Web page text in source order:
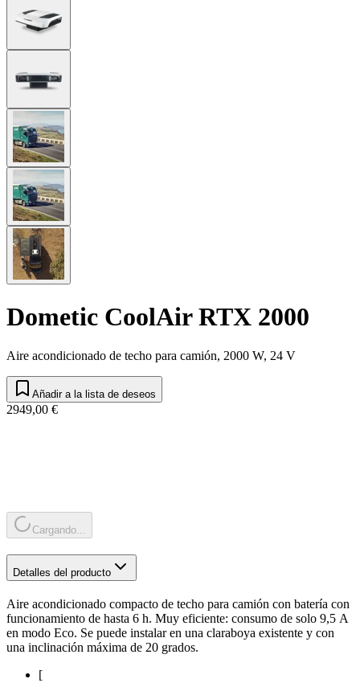
Dometic CoolAir RTX 2000
Aire acondicionado de techo para camión, 2000 W, 24 V
Añadir a la lista de deseos
2949,00 €
Cargando...
Detalles del producto
Aire acondicionado compacto de techo para camión con batería con
funcionamiento de hasta 6 h. Muy eficiente: consumo de solo 9,5 A
en modo Eco. Se puede instalar en una claraboya existente y con
una inclinación máxima de 20 grados.
[